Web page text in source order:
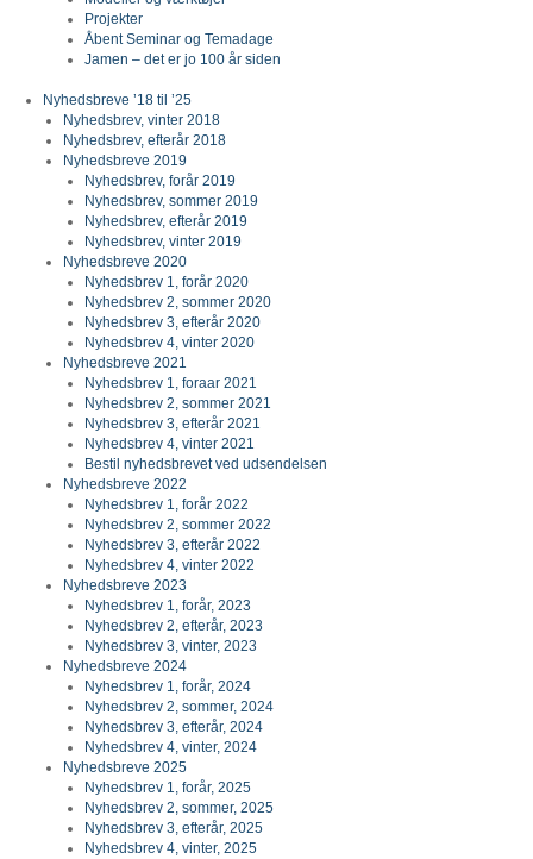
Projekter
Åbent Seminar og Temadage
Jamen – det er jo 100 år siden
Nyhedsbreve ’18 til ’25
Nyhedsbrev, vinter 2018
Nyhedsbrev, efterår 2018
Nyhedsbreve 2019
Nyhedsbrev, forår 2019
Nyhedsbrev, sommer 2019
Nyhedsbrev, efterår 2019
Nyhedsbrev, vinter 2019
Nyhedsbreve 2020
Nyhedsbrev 1, forår 2020
Nyhedsbrev 2, sommer 2020
Nyhedsbrev 3, efterår 2020
Nyhedsbrev 4, vinter 2020
Nyhedsbreve 2021
Nyhedsbrev 1, foraar 2021
Nyhedsbrev 2, sommer 2021
Nyhedsbrev 3, efterår 2021
Nyhedsbrev 4, vinter 2021
Bestil nyhedsbrevet ved udsendelsen
Nyhedsbreve 2022
Nyhedsbrev 1, forår 2022
Nyhedsbrev 2, sommer 2022
Nyhedsbrev 3, efterår 2022
Nyhedsbrev 4, vinter 2022
Nyhedsbreve 2023
Nyhedsbrev 1, forår, 2023
Nyhedsbrev 2, efterår, 2023
Nyhedsbrev 3, vinter, 2023
Nyhedsbreve 2024
Nyhedsbrev 1, forår, 2024
Nyhedsbrev 2, sommer, 2024
Nyhedsbrev 3, efterår, 2024
Nyhedsbrev 4, vinter, 2024
Nyhedsbreve 2025
Nyhedsbrev 1, forår, 2025
Nyhedsbrev 2, sommer, 2025
Nyhedsbrev 3, efterår, 2025
Nyhedsbrev 4, vinter, 2025